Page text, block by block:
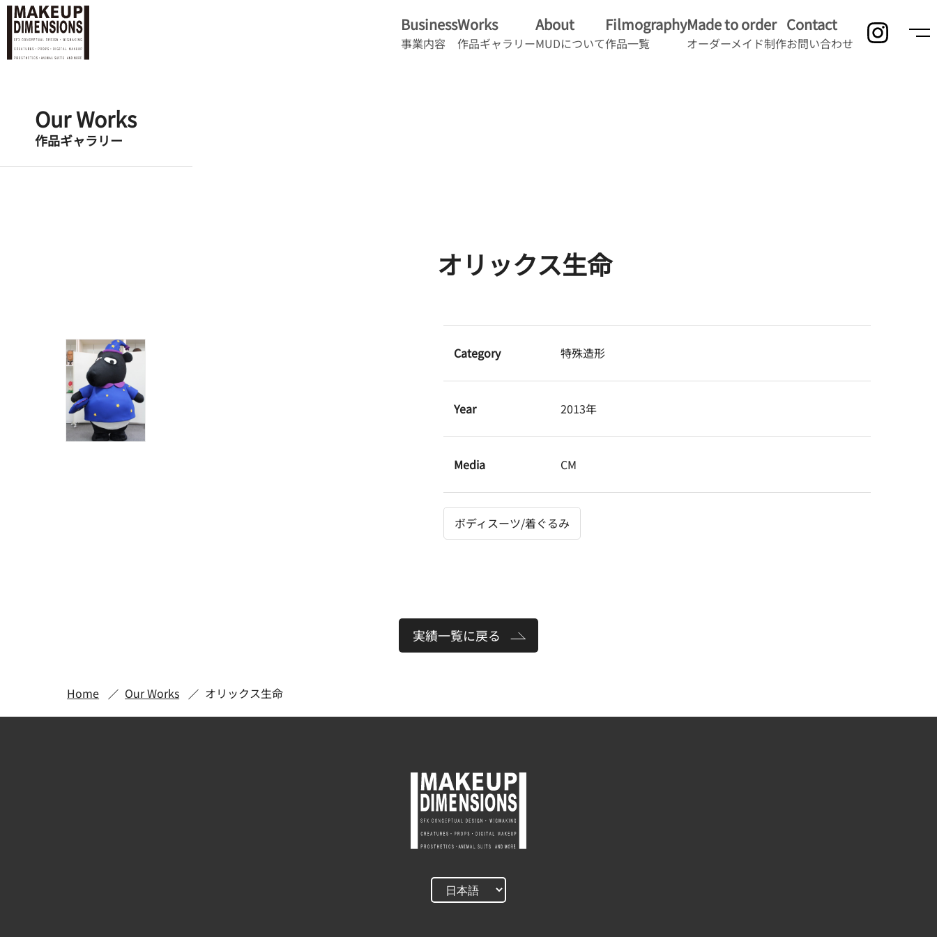
Business
事業内容
Works
作品ギャラリー
About
MUDについて
Filmography
作品一覧
Made to order
オーダーメイド制作
Contact
お問い合わせ
Our Works
作品ギャラリー
オリックス生命
Category 特殊造形
Year 2013年
Media CM
ボディスーツ/着ぐるみ
実績一覧に戻る
Home Our Works オリックス生命